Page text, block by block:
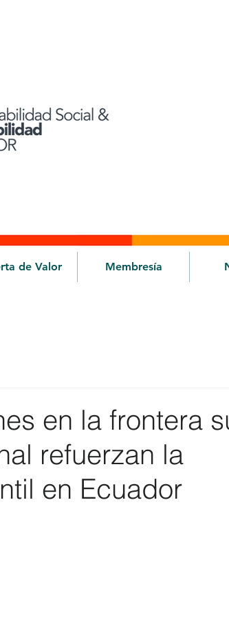
de Valor Membresía
en la frontera
refuerzan la
en Ecuador